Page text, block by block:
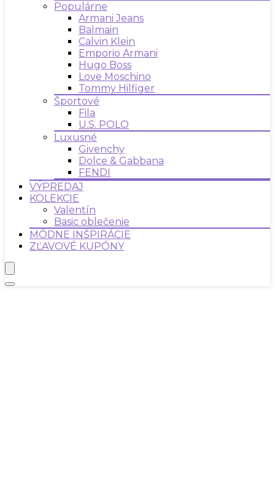
Populárne
Armani Jeans
Balmain
Calvin Klein
Emporio Armani
Hugo Boss
Love Moschino
Tommy Hilfiger
Športové
Fila
U.S. POLO
Luxusné
Givenchy
Dolce & Gabbana
FENDI
VÝPREDAJ
KOLEKCIE
Valentín
Basic oblečenie
MÓDNE INŠPIRÁCIE
ZĽAVOVÉ KUPÓNY